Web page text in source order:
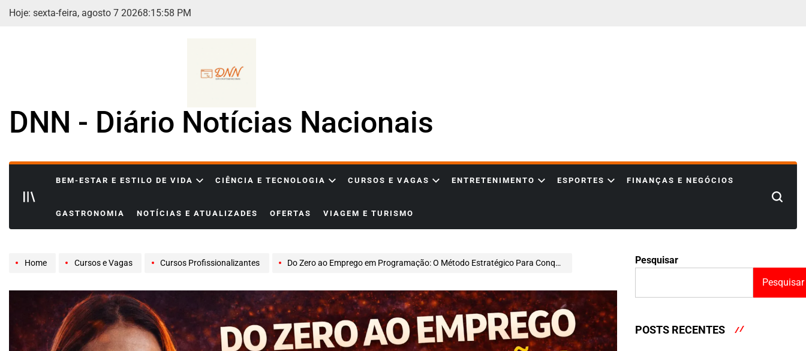
Skip
Hoje: sexta-feira, agosto 7 20268:16:00 PM
DNN - Diário Notícias Nacionais
BEM-ESTAR E ESTILO DE VIDA CIÊNCIA E TECNOLOGIA CURSOS E VAGAS ENTRETENIMENTO ESPORTES FINANÇAS E NEGÓCIOS
GASTRONOMIA NOTÍCIAS E ATUALIZADES OFERTAS VIAGEM E TURISMO
Search
Home Cursos e Vagas Cursos Profissionalizantes Do Zero ao Emprego em Programação: O Método Estratégico Para Conquistar Sua Primeira Vaga de Desenvolvedor Mais Rápido
Pesquisar
Pesquisar
POSTS RECENTES